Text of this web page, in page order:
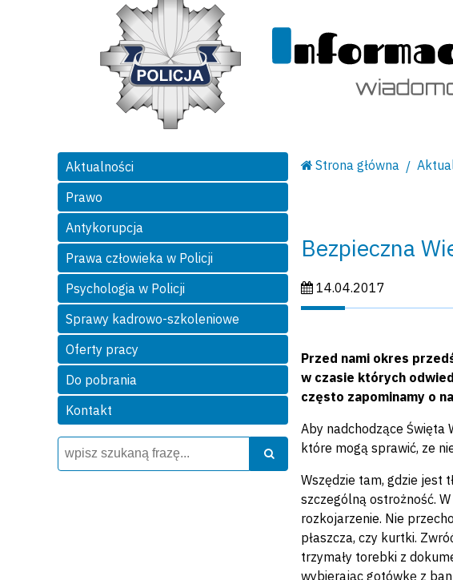
Aktualności
Prawo
Antykorupcja
Prawa człowieka w Policji
Psychologia w Policji
Sprawy kadrowo-szkoleniowe
Oferty pracy
Do pobrania
Kontakt
Wyszukiwarka
Szukaj Szukaj
Strona główna
Bezpieczna
Data publikacji:
14.04.2017
Przed nami okres
w czasie których
często zapominamy o
Aby nadchodzące Święta
które mogą sprawić, ze
Wszędzie tam, gdzie jest
szczególną ostrożność.
rozkojarzenie. Nie
płaszcza, czy kurtki.
trzymały torebki z
wybierając gotówkę z